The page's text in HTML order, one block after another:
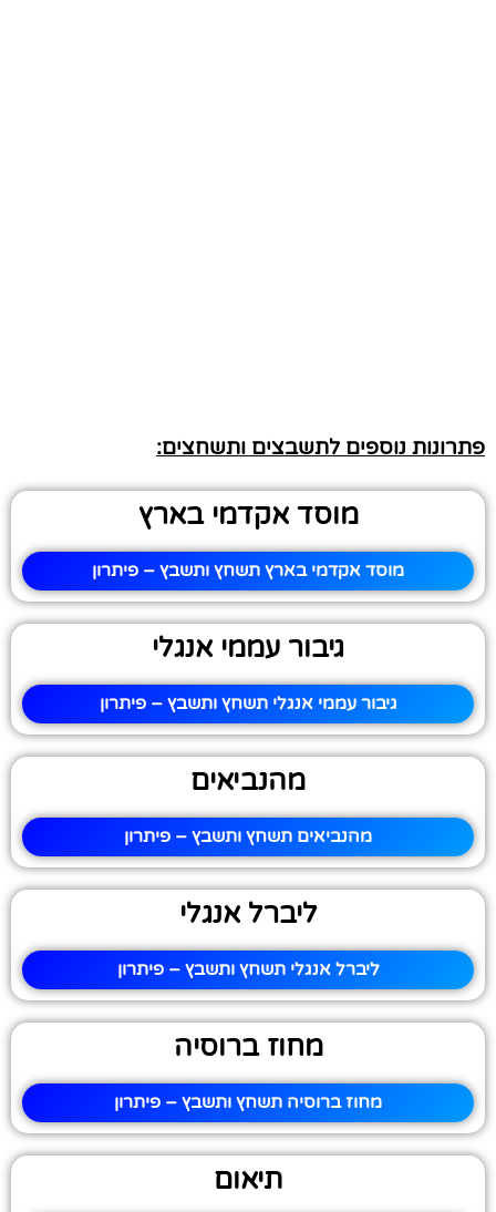
פתרונות נוספים לתשבצים ותשחצים:
מוסד אקדמי בארץ
מוסד אקדמי בארץ תשחץ ותשבץ – פיתרון
גיבור עממי אנגלי
גיבור עממי אנגלי תשחץ ותשבץ – פיתרון
מהנביאים
מהנביאים תשחץ ותשבץ – פיתרון
ליברל אנגלי
ליברל אנגלי תשחץ ותשבץ – פיתרון
מחוז ברוסיה
מחוז ברוסיה תשחץ ותשבץ – פיתרון
תיאום